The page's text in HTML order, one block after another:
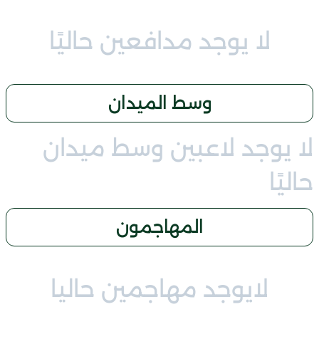
لا يوجد مدافعين حاليًا
وسط الميدان
لا يوجد لاعبين وسط ميدان
حاليًا
المهاجمون
لايوجد مهاجمين حاليا